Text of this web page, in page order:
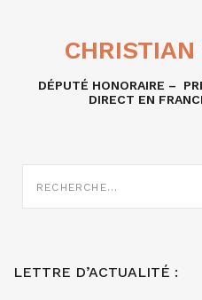
DÉPUTÉ HONORAIRE –
DIRECT EN
SUR
LETTRE D’ACTUALITÉ :